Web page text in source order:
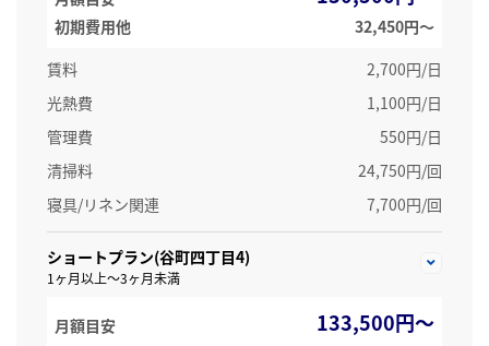
初期費用他
32,450円〜
賃料
2,700円/日
光熱費
1,100円/日
管理費
550円/日
清掃料
24,750円/回
寝具/リネン関連
7,700円/回
ショートプラン(谷町四丁目4)
1ヶ月以上～3ヶ月未満
月額目安 133,500円～